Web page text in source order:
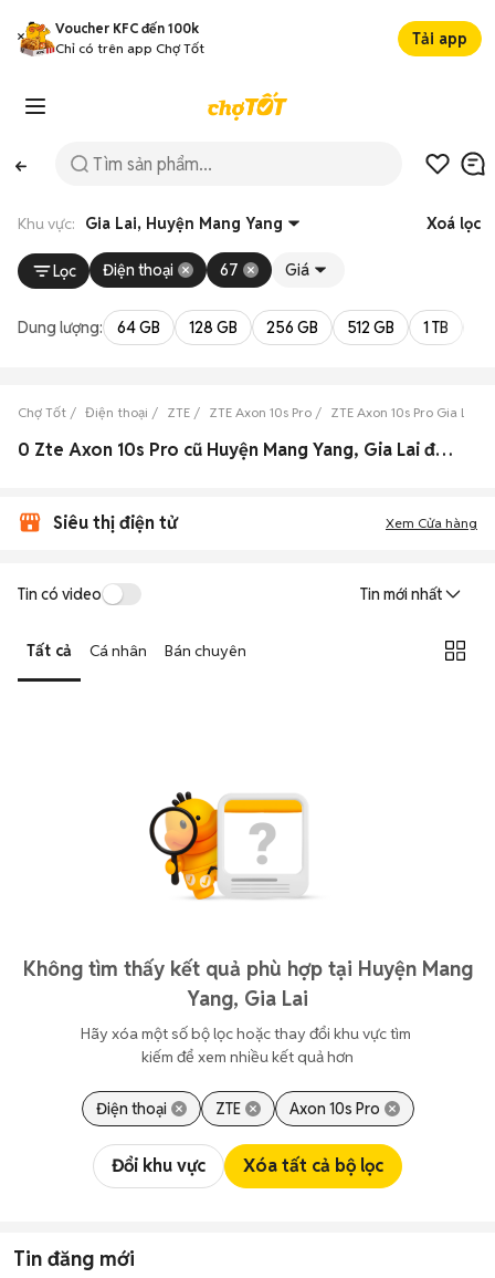
Voucher KFC đến 100k
Chỉ có trên app Chợ Tốt
Tải app
Khu vực: Gia Lai, Huyện Mang Yang Xoá lọc
Lọc Điện thoại 67 Giá
Dung lượng: 64 GB 128 GB 256 GB 512 GB 1 TB
Chợ Tốt Điện thoại ZTE ZTE Axon 10s Pro ZTE Axon 10s Pro Gia Lai
0 Zte Axon 10s Pro cũ Huyện Mang Yang, Gia Lai đẹp
Siêu thị điện tử Xem Cửa hàng
Tin có video Tin mới nhất
Tất cả Cá nhân Bán chuyên
Không tìm thấy kết quả phù hợp tại Huyện Mang
Yang, Gia Lai
Hãy xóa một số bộ lọc hoặc thay đổi khu vực tìm
kiếm để xem nhiều kết quả hơn
Điện thoại ZTE Axon 10s Pro
Đổi khu vực Xóa tất cả bộ lọc
Tin đăng mới